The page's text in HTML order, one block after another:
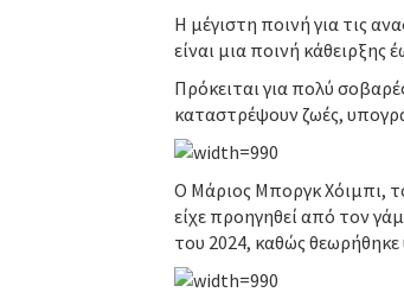
Η μέγιστη ποινή για τις
είναι μια ποινή κάθειρξης
Πρόκειται για πολύ
καταστρέψουν ζωές,
Ο Μάριος Μποργκ Χόιμπι,
είχε προηγηθεί από τον
του 2024, καθώς